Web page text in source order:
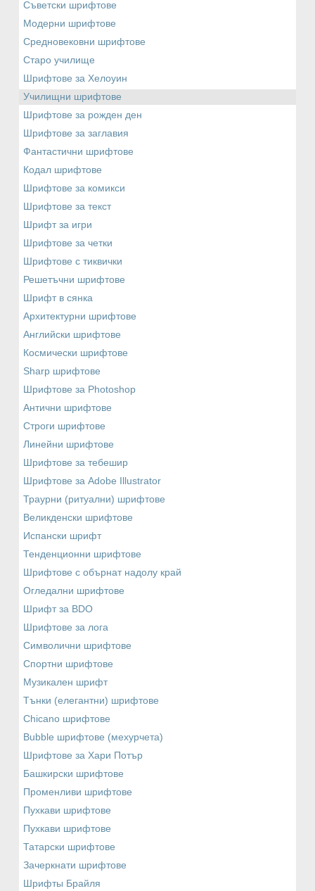
Съветски шрифтове
Модерни шрифтове
Средновековни шрифтове
Старо училище
Шрифтове за Хелоуин
Училищни шрифтове
Шрифтове за рожден ден
Шрифтове за заглавия
Фантастични шрифтове
Кодал шрифтове
Шрифтове за комикси
Шрифтове за текст
Шрифт за игри
Шрифтове за четки
Шрифтове с тиквички
Решетъчни шрифтове
Шрифт в сянка
Архитектурни шрифтове
Английски шрифтове
Космически шрифтове
Sharp шрифтове
Шрифтове за Photoshop
Антични шрифтове
Строги шрифтове
Линейни шрифтове
Шрифтове за тебешир
Шрифтове за Adobe Illustrator
Траурни (ритуални) шрифтове
Великденски шрифтове
Испански шрифт
Тенденционни шрифтове
Шрифтове с обърнат надолу край
Огледални шрифтове
Шрифт за BDO
Шрифтове за лога
Символични шрифтове
Спортни шрифтове
Музикален шрифт
Тънки (елегантни) шрифтове
Chicano шрифтове
Bubble шрифтове (мехурчета)
Шрифтове за Хари Потър
Башкирски шрифтове
Променливи шрифтове
Пухкави шрифтове
Пухкави шрифтове
Татарски шрифтове
Зачеркнати шрифтове
Шрифты Брайля